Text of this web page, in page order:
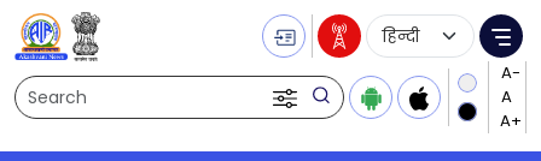
Search
Language